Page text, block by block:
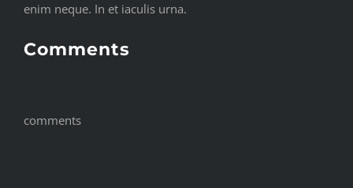
enim neque. In et iaculis urna.
Comments
comments